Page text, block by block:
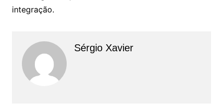
integração.
Sérgio Xavier